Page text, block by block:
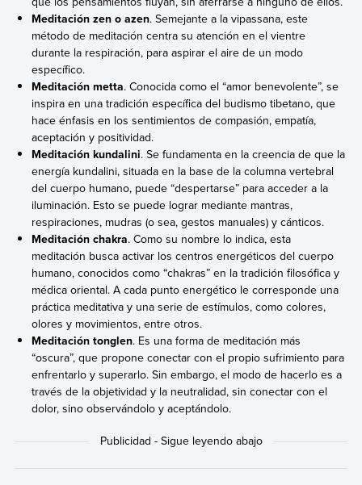
Meditación zen o azen. Semejante a la vipassana, este
método de meditación centra su atención en el vientre
durante la respiración, para aspirar el aire de un modo
específico.
Meditación metta. Conocida como el “amor benevolente”, se
inspira en una tradición específica del budismo tibetano, que
hace énfasis en los sentimientos de compasión, empatía,
aceptación y positividad.
Meditación kundalini. Se fundamenta en la creencia de que la
energía kundalini, situada en la base de la columna vertebral
del cuerpo humano, puede “despertarse” para acceder a la
iluminación. Esto se puede lograr mediante mantras,
respiraciones, mudras (o sea, gestos manuales) y cánticos.
Meditación chakra. Como su nombre lo indica, esta
meditación busca activar los centros energéticos del cuerpo
humano, conocidos como “chakras” en la tradición filosófica y
médica oriental. A cada punto energético le corresponde una
práctica meditativa y una serie de estímulos, como colores,
olores y movimientos, entre otros.
Meditación tonglen. Es una forma de meditación más
“oscura”, que propone conectar con el propio sufrimiento para
enfrentarlo y superarlo. Sin embargo, el modo de hacerlo es a
través de la objetividad y la neutralidad, sin conectar con el
dolor, sino observándolo y aceptándolo.